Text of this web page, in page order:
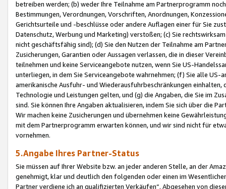
betreiben werden; (b) weder Ihre Teilnahme am Partnerprogramm
Bestimmungen, Verordnungen, Vorschriften, Anordnungen,
Gerichtsurteile und -beschlüsse oder andere Auflagen einer für Sie
Datenschutz, Werbung und Marketing) verstoßen; (c) Sie
nicht geschäftsfähig sind); (d) Sie den Nutzen der Teilnahme am
Zusicherungen, Garantien oder Aussagen verlassen, die in dieser
teilnehmen und keine Serviceangebote nutzen, wenn Sie US-
unterliegen, in dem Sie Serviceangebote wahrnehmen; (f) Sie alle
amerikanische Ausfuhr- und Wiederausfuhrbeschränkungen
Technologie und Leistungen gelten, und (g) die Angaben, die Sie im
sind. Sie können Ihre Angaben aktualisieren, indem Sie sich über die
Wir machen keine Zusicherungen und übernehmen keine
mit dem Partnerprogramm erwarten können, und wir sind nicht für
vornehmen.
5.Angabe Ihres Partner-Status
Sie müssen auf Ihrer Website bzw. an jeder anderen Stelle, an der
genehmigt, klar und deutlich den folgenden oder einen im
Partner verdiene ich an qualifizierten Verkäufen“. Abgesehen von